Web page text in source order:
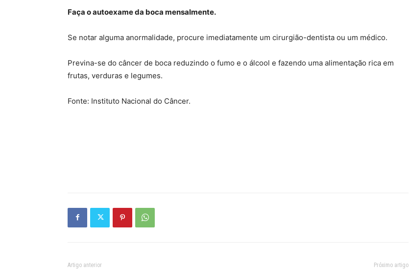
Faça o autoexame da boca mensalmente.
Se notar alguma anormalidade, procure imediatamente um cirurgião-dentista ou um médico.
Previna-se do câncer de boca reduzindo o fumo e o álcool e fazendo uma alimentação rica em
frutas, verduras e legumes.
Fonte: Instituto Nacional do Câncer.
Artigo anterior Próximo artigo